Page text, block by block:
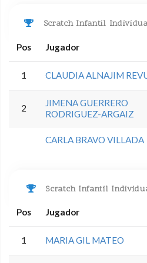
Scratch Infantil
Pos Jugador
1 CLAUDIA ALNAJIM
2
JIMENA GUERRERO
RODRIGUEZ-ARGAIZ
CARLA BRAVO VILLADA
Scratch Infantil
Pos Jugador
1 MARIA GIL MATEO